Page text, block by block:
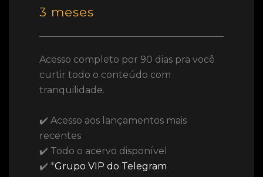
3 meses
Acesso completo por 90 dias pra você
curtir todo o conteúdo com
tranquilidade.
✔️ Acesso aos lançamentos mais
recentes
✔️ Todo o acervo disponível
✔️ *Grupo VIP do Telegram